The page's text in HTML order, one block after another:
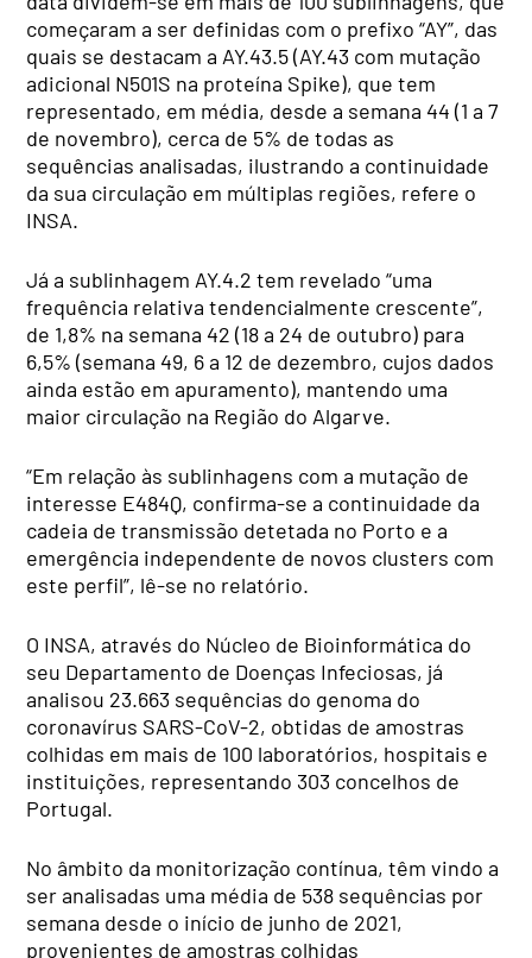
começaram a ser definidas com o prefixo “AY”, das
quais se destacam a AY.43.5 (AY.43 com mutação
adicional N501S na proteína Spike), que tem
representado, em média, desde a semana 44 (1 a 7
de novembro), cerca de 5% de todas as
sequências analisadas, ilustrando a continuidade
da sua circulação em múltiplas regiões, refere o
INSA.
Já a sublinhagem AY.4.2 tem revelado “uma
frequência relativa tendencialmente crescente”,
de 1,8% na semana 42 (18 a 24 de outubro) para
6,5% (semana 49, 6 a 12 de dezembro, cujos dados
ainda estão em apuramento), mantendo uma
maior circulação na Região do Algarve.
“Em relação às sublinhagens com a mutação de
interesse E484Q, confirma-se a continuidade da
cadeia de transmissão detetada no Porto e a
emergência independente de novos clusters com
este perfil”, lê-se no relatório.
O INSA, através do Núcleo de Bioinformática do
seu Departamento de Doenças Infeciosas, já
analisou 23.663 sequências do genoma do
coronavírus SARS-CoV-2, obtidas de amostras
colhidas em mais de 100 laboratórios, hospitais e
instituições, representando 303 concelhos de
Portugal.
No âmbito da monitorização contínua, têm vindo a
ser analisadas uma média de 538 sequências por
semana desde o início de junho de 2021,
provenientes de amostras colhidas